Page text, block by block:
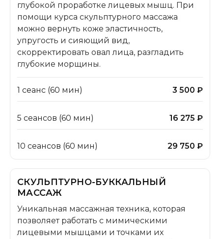
глубокой проработке лицевых мышц. При
помощи курса скульптурного массажа
можно вернуть коже эластичность,
упругость и сияющий вид,
скорректировать овал лица, разгладить
глубокие морщины.
1 сеанс (60 мин) 3 500 ₽
5 сеансов (60 мин) 16 275 ₽
10 сеансов (60 мин) 29 750 ₽
СКУЛЬПТУРНО-БУККАЛЬНЫЙ
МАССАЖ
Уникальная массажная техника, которая
позволяет работать с мимическими
лицевыми мышцами и точками их